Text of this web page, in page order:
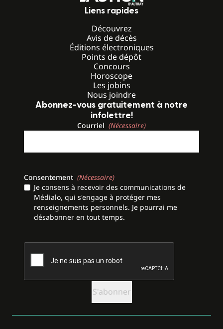
Liens rapides
Découvrez
Avis de décès
Éditions électroniques
Points de dépôt
Concours
Horoscope
Les jobins
Nous joindre
Abonnez-vous gratuitement à notre
infolettre!
Courriel (Nécessaire)
Consentement (Nécessaire)
Je consens à recevoir des communications de
Médialo, qui s'engage à protéger mes
renseignements personnels. Je pourrai me
désabonner en tout temps.
CAPTCHA